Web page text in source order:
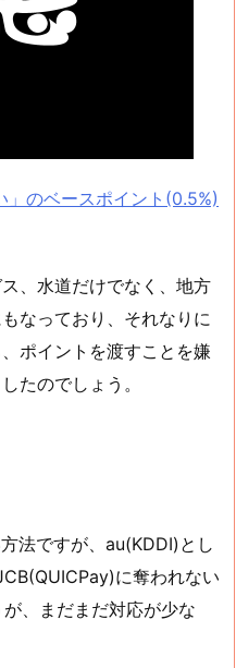
」のベースポイント(0.5%)
、水道だけでなく、地方
なっており、それなりに
ポイントを渡すことを嫌
たのでしょう。
法ですが、au(KDDI)とし
に奪われない
、まだまだ対応が少な